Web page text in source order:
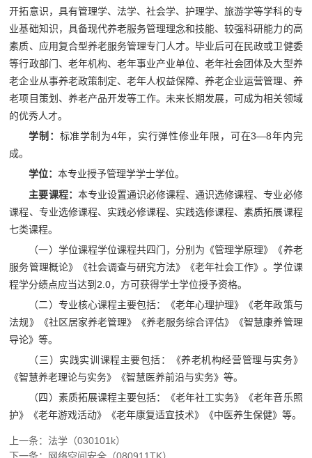
开拓意识，具有管理学、法学、社会学、护理学、旅游学等学科的专
业基础知识，具备现代养老服务管理理念和技能、较强科研能力的高
素质、应用复合型养老服务管理专门人才。毕业后可在民政或卫健委
等行政部门、老年机构、老年事业产业单位、老年社会团体及大型养
老企业从事养老政策制定、老年人权益保障、养老企业运营管理、养
老项目策划、养老产品开发等工作。未来长期发展，可成为相关领域
的优秀人才。
学制： 标准学制为4年，实行弹性修业年限，可在3—8年内完
成。
学位：本专业授予管理学学士学位。
主要课程： 本专业设置通识必修课程、通识选修课程、专业必修
课程、专业选修课程、实践必修课程、实践选修课程、素质拓展课程
七类课程。
（一）学位课程学位课程共四门，分别为《管理学原理》《养老
服务管理概论》《社会调查与研究方法》《老年社会工作》。学位课
程学分绩点应当达到2.0，方可获得学士学位授予资格。
（二）专业核心课程主要包括：《老年心理护理》《老年政策与
法规》《社区居家养老管理》《养老服务综合评估》《智慧康养管理
导论》等。
（三）实践实训课程主要包括：《养老机构经营管理与实务》
《智慧养老理论与实务》《智慧医养前沿与实务》等。
（四）素质拓展课程主要包括：《老年社工实务》《老年音乐照
护》《老年游戏活动》《老年康复适宜技术》《中医养生保健》等。
上一条： 法学（030101k）